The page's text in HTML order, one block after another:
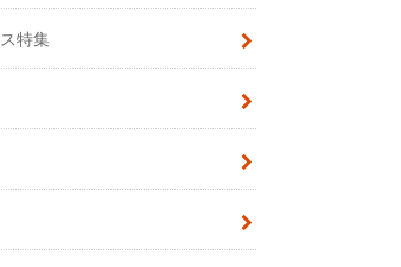
特集